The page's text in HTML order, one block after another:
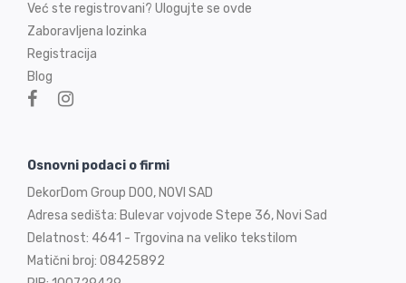
Već ste registrovani? Ulogujte se ovde
Zaboravljena lozinka
Registracija
Blog
Osnovni podaci o firmi
DekorDom Group DOO, NOVI SAD
Adresa sedišta: Bulevar vojvode Stepe 36, Novi Sad
Delatnost: 4641 - Trgovina na veliko tekstilom
Matični broj: 08425892